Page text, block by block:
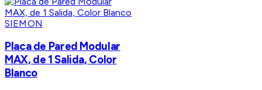
SIEMON
Placa de Pared Modular
MAX, de 1 Salida, Color
Blanco